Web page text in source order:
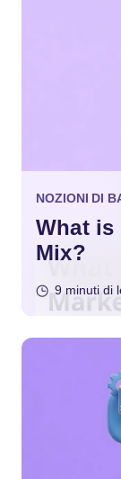
NOZIONI DI
What is
Mix?
9 minuti di